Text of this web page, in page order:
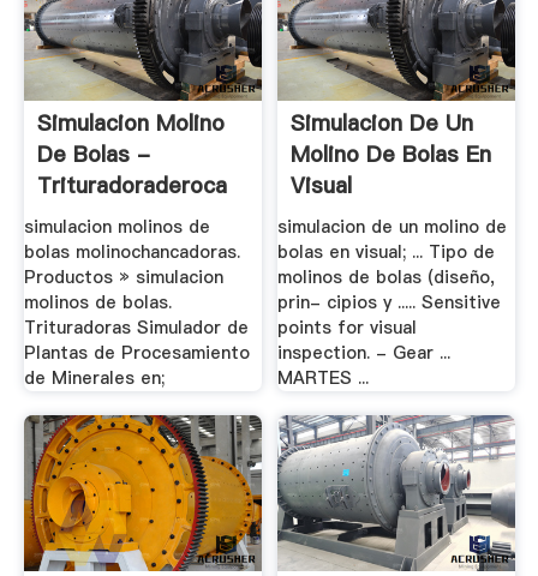
Simulacion Molino
De Bolas -
Trituradoraderoca
simulacion molinos de
bolas molinochancadoras.
Productos » simulacion
molinos de bolas.
Trituradoras Simulador de
Plantas de Procesamiento
de Minerales en;
Simulacion De Un
Molino De Bolas En
Visual
simulacion de un molino de
bolas en visual; ... Tipo de
molinos de bolas (diseño,
prin- cipios y ..... Sensitive
points for visual
inspection. - Gear ...
MARTES ...